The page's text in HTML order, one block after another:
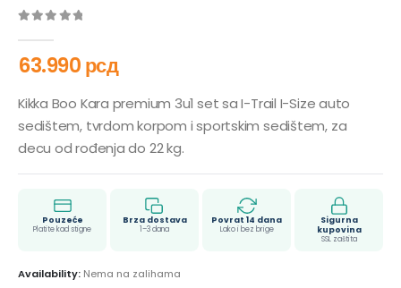
63.990рсд
Kikka Boo Kara premium 3u1 set sa I-Trail I-Size auto
sedištem, tvrdom korpom i sportskim sedištem, za
decu od rođenja do 22 kg.
Pouzeće
Platite kad stigne
Brza dostava
1–3 dana
Povrat 14 dana
Lako i bez brige
Sigurna
kupovina
SSL zaštita
Availability: Nema na zalihama